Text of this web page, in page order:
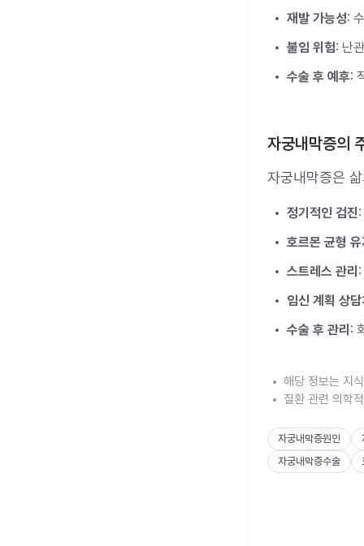
재발 가능성:
불임 위험: 난
수술 후 예후:
자궁내막증의
자궁내막증은
정기적인 검진
호르몬 균형
스트레스 관리
임신 계획 상담
수술 후 관리 :
해당 정보는 지
질환 관련 의학
자궁내막증원인
자궁내막증수술